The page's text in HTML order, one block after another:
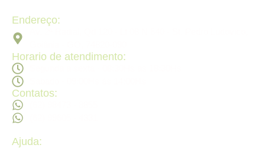
Endereço:
Horario de atendimento:
Contatos:
Ajuda: